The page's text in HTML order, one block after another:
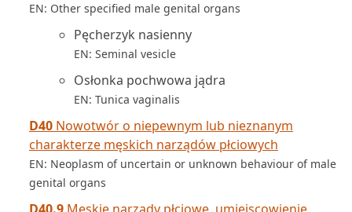
EN: Other specified male genital organs
Pęcherzyk nasienny
EN: Seminal vesicle
Osłonka pochwowa jądra
EN: Tunica vaginalis
D40 Nowotwór o niepewnym lub nieznanym
charakterze męskich narządów płciowych
EN: Neoplasm of uncertain or unknown behaviour of male
genital organs